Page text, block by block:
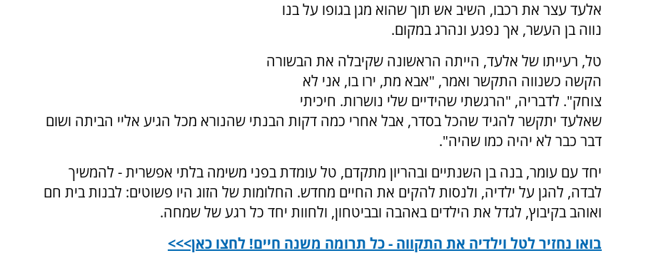
אלעד עצר את רכבו, השיב אש תוך שהוא מגן בגופו על בנו
נווה בן העשר, אך נפגע ונהרג במקום.
טל, רעייתו של אלעד, הייתה הראשונה שקיבלה את הבשורה
הקשה כשנווה התקשר ואמר, "אבא מת, ירו בו, אני לא
צוחק". לדבריה, "הרגשתי שהידיים שלי נושרות. חיכיתי
שאלעד יתקשר להגיד שהכל בסדר, אבל אחרי כמה דקות הבנתי שהנורא מכל הגיע אליי הביתה ושום
דבר כבר לא יהיה כמו שהיה".
יחד עם עומר, בנה בן השנתיים ובהריון מתקדם, טל עומדת בפני משימה בלתי אפשרית - להמשיך
לבדה, להגן על ילדיה, ולנסות להקים את החיים מחדש. החלומות של הזוג היו פשוטים: לבנות בית חם
ואוהב בקיבוץ, לגדל את הילדים באהבה ובביטחון, ולחוות יחד כל רגע של שמחה.
בואו נחזיר לטל וילדיה את התקווה - כל תרומה משנה חיים! לחצו כאן>>>